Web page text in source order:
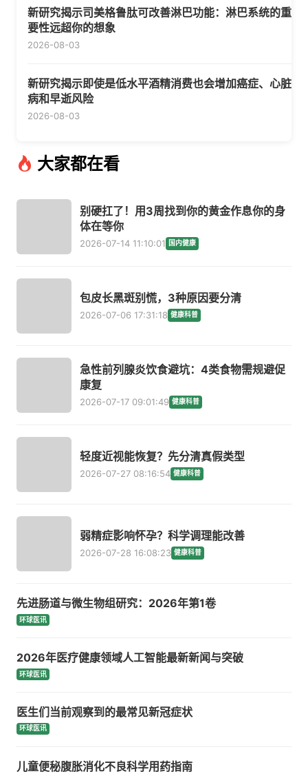
新研究揭示司美格鲁肽可改善淋巴功能：淋巴系统的重
要性远超你的想象
2026-08-03
新研究揭示即使是低水平酒精消费也会增加癌症、心脏
病和早逝风险
2026-08-03
大家都在看
别硬扛了！用3周找到你的黄金作息你的身
体在等你
2026-07-14 11:10:01 国内健康
包皮长黑斑别慌，3种原因要分清
2026-07-06 17:31:18 健康科普
急性前列腺炎饮食避坑：4类食物需规避促
康复
2026-07-17 09:01:49 健康科普
轻度近视能恢复？先分清真假类型
2026-07-27 08:16:54 健康科普
弱精症影响怀孕？科学调理能改善
2026-07-28 16:08:23 健康科普
先进肠道与微生物组研究：2026年第1卷
环球医讯
2026年医疗健康领域人工智能最新新闻与突破
环球医讯
医生们当前观察到的最常见新冠症状
环球医讯
儿童便秘腹胀消化不良科学用药指南